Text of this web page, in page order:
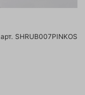
арт. SHRUB007PINKOS